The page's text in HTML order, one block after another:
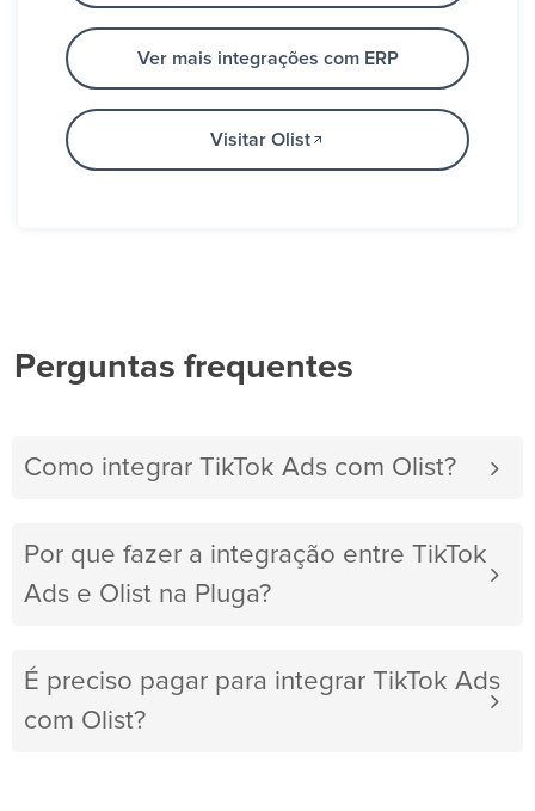
Ver mais integrações com ERP
Visitar Olist
Perguntas frequentes
Como integrar TikTok Ads com Olist?
Por que fazer a integração entre TikTok
Ads e Olist na Pluga?
É preciso pagar para integrar TikTok Ads
com Olist?